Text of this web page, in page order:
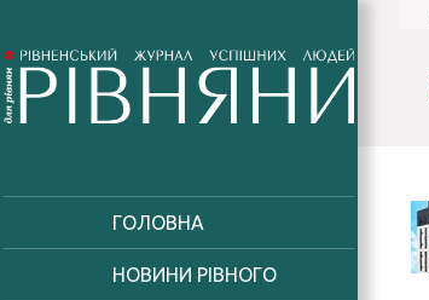
ГОЛОВНА
НОВИНИ РІВНОГО